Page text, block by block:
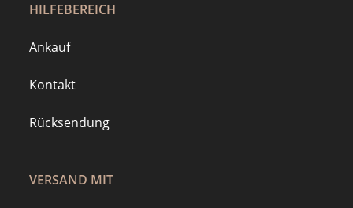
HILFEBEREICH
Ankauf
Kontakt
Rücksendung
VERSAND MIT